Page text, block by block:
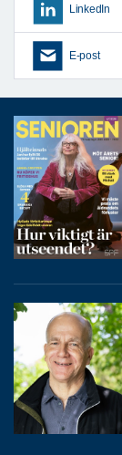
LinkedIn
E-post